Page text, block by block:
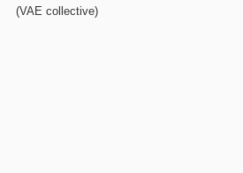
(VAE collective)